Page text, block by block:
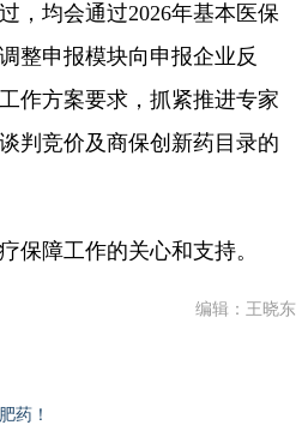
，均会通过2026年基本医保
整申报模块向申报企业反
作方案要求，抓紧推进专家
判竞价及商保创新药目录的
障工作的关心和支持。
编辑：王晓东
药！